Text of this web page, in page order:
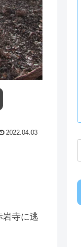
2022.04.03
岩寺に逃